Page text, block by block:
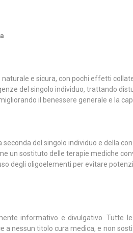
naturale e sicura, con pochi effetti
del singolo individuo, trattando
il benessere generale e la
del singolo individuo e della
un sostituto delle terapie mediche
degli oligoelementi per evitare
informativo e divulgativo. Tutte
a nessun titolo cura medica, e non